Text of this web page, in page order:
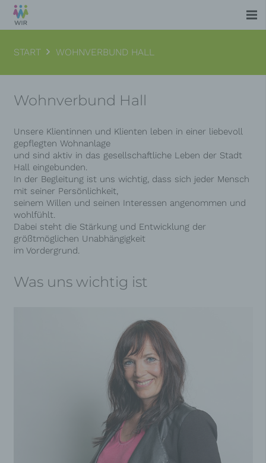
START WOHNVERBUND HALL
Wohnverbund Hall
Unsere Klientinnen und Klienten leben in einer liebevoll
gepflegten Wohnanlage
und sind aktiv in das gesellschaftliche Leben der Stadt
Hall eingebunden.
In der Begleitung ist uns wichtig, dass sich jeder Mensch
mit seiner Persönlichkeit,
seinem Willen und seinen Interessen angenommen und
wohlfühlt.
Dabei steht die Stärkung und Entwicklung der
größtmöglichen Unabhängigkeit
im Vordergrund.
Was uns wichtig ist